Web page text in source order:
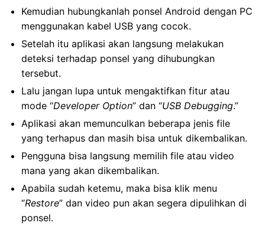
Kemudian hubungkanlah ponsel Android dengan PC
menggunakan kabel USB yang cocok.
Setelah itu aplikasi akan langsung melakukan
deteksi terhadap ponsel yang dihubungkan
tersebut.
Lalu jangan lupa untuk mengaktifkan fitur atau
mode “Developer Option” dan “USB Debugging.”
Aplikasi akan memunculkan beberapa jenis file
yang terhapus dan masih bisa untuk dikembalikan.
Pengguna bisa langsung memilih file atau video
mana yang akan dikembalikan.
Apabila sudah ketemu, maka bisa klik menu
“Restore” dan video pun akan segera dipulihkan di
ponsel.